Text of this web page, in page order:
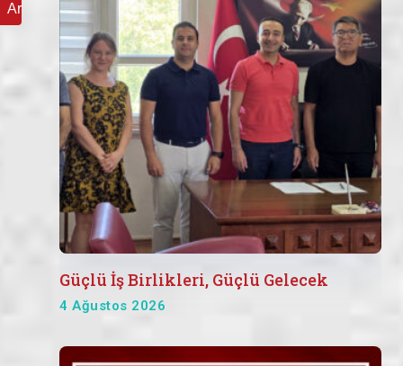
Güçlü İş Birlikleri, Güçlü Gelecek
4 Ağustos 2026